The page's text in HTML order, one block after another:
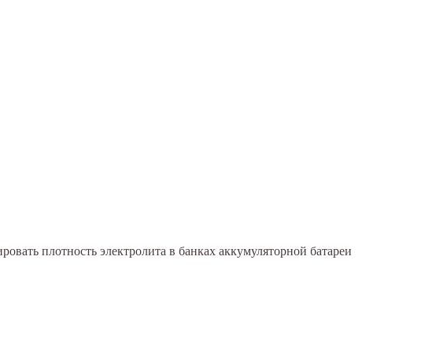
плотность электролита в банках аккумуляторной батареи